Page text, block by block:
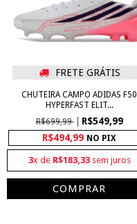
FRETE GRÁTIS
CHUTEIRA CAMPO ADIDAS F50
HYPERFAST ELIT...
R$699,99
R$549,99
R$494,99 NO PIX
3x de R$183,33sem juros
COMPRAR